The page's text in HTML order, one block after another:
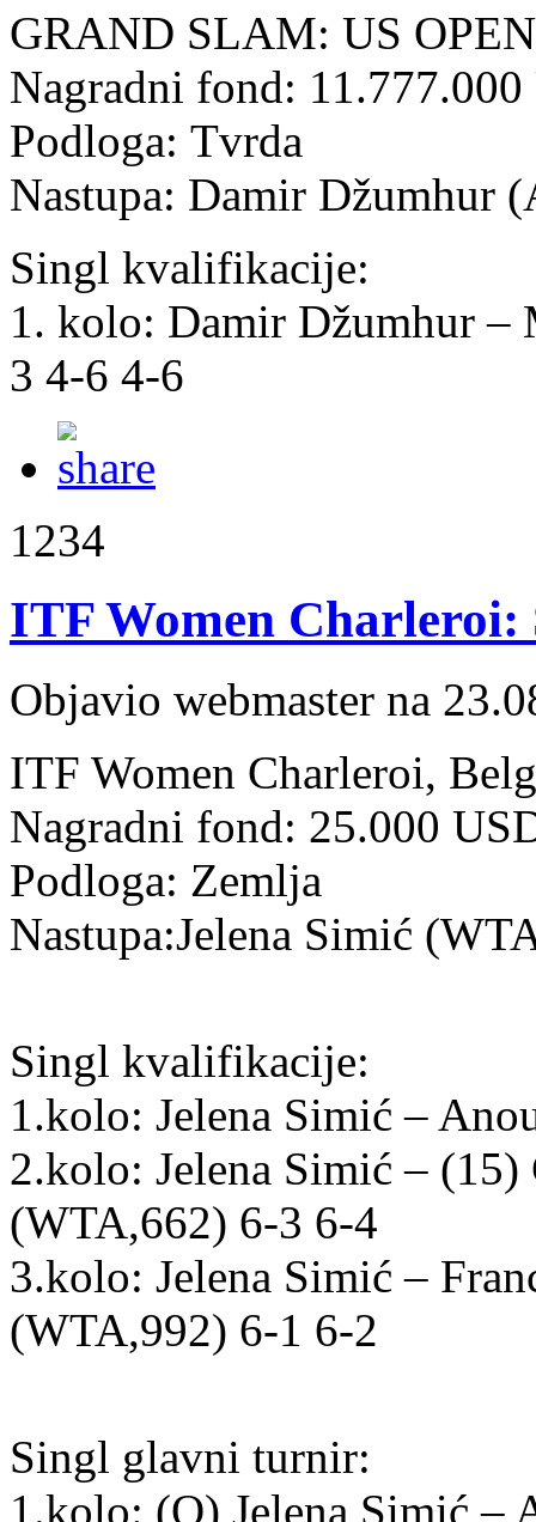
GRAND SLAM: US
Nagradni fond:
Podloga: Tvrda
Nastupa: Damir Džumhur
Singl kvalifikacije:
1. kolo: Damir Džumhur –
3 4-6 4-6
1234
ITF Women Charleroi:
Objavio webmaster na
ITF Women Charleroi,
Nagradni fond: 25.000
Podloga: Zemlja
Nastupa:Jelena Simić
Singl kvalifikacije:
1.kolo: Jelena Simić –
2.kolo: Jelena Simić – (15)
(WTA,662) 6-3 6-4
3.kolo: Jelena Simić –
(WTA,992) 6-1 6-2
Singl glavni turnir:
1.kolo: (Q) Jelena Simić –